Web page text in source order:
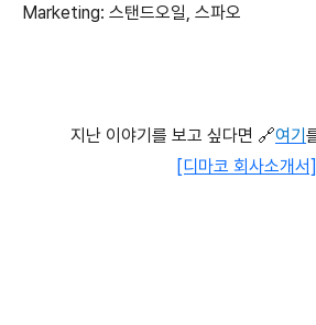
Marketing: 스탠드오일, 스파오
지난 이야기를 보고 싶다면 🔗여기
[디마코 회사소개서]